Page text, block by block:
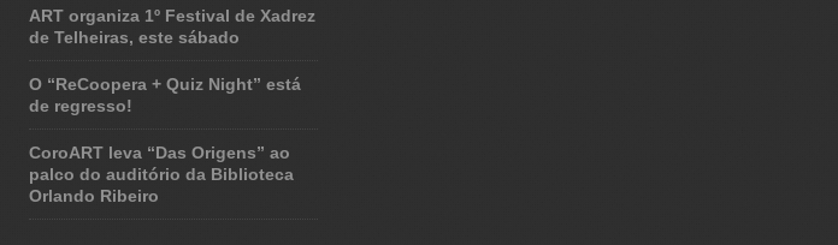
ART organiza 1º Festival de Xadrez
de Telheiras, este sábado
O “ReCoopera + Quiz Night” está
de regresso!
CoroART leva “Das Origens” ao
palco do auditório da Biblioteca
Orlando Ribeiro